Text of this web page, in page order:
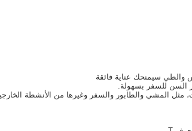
سيمنحك عناية فائقة
السن للسفر بسهولة.
مثل المشي والطابور والسفر وغيرها من الأنشطة